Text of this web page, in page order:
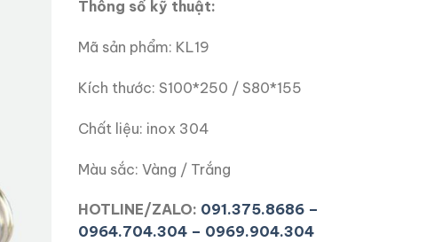
Thông số kỹ thuật:
Mã sản phẩm: KL19
Kích thước: S100*250 / S80*155
Chất liệu: inox 304
Màu sắc: Vàng / Trắng
HOTLINE/ZALO: 091.375.8686 –
0964.704.304 – 0969.904.304